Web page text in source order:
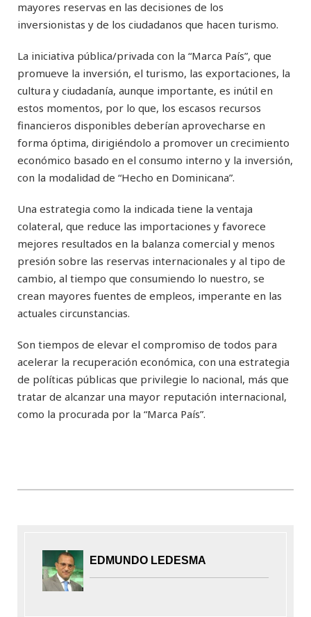
mayores reservas en las decisiones de los
inversionistas y de los ciudadanos que hacen turismo.
La iniciativa pública/privada con la “Marca País”, que
promueve la inversión, el turismo, las exportaciones, la
cultura y ciudadanía, aunque importante, es inútil en
estos momentos, por lo que, los escasos recursos
financieros disponibles deberían aprovecharse en
forma óptima, dirigiéndolo a promover un crecimiento
económico basado en el consumo interno y la inversión,
con la modalidad de “Hecho en Dominicana”.
Una estrategia como la indicada tiene la ventaja
colateral, que reduce las importaciones y favorece
mejores resultados en la balanza comercial y menos
presión sobre las reservas internacionales y al tipo de
cambio, al tiempo que consumiendo lo nuestro, se
crean mayores fuentes de empleos, imperante en las
actuales circunstancias.
Son tiempos de elevar el compromiso de todos para
acelerar la recuperación económica, con una estrategia
de políticas públicas que privilegie lo nacional, más que
tratar de alcanzar una mayor reputación internacional,
como la procurada por la “Marca País”.
EDMUNDO LEDESMA